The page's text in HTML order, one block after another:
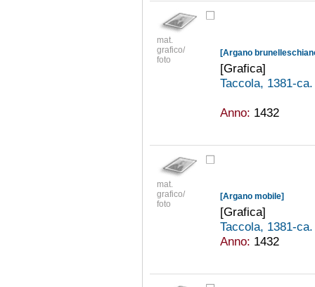
mat.
grafico/
foto
[Argano
[Grafica]
Taccola, 1381-
Anno: 1432
mat.
grafico/
foto
[Argano mobile]
[Grafica]
Taccola, 1381-
Anno: 1432